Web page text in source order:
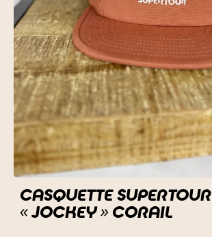
CASQUETTE SUPERTOUR
« JOCKEY » CORAIL